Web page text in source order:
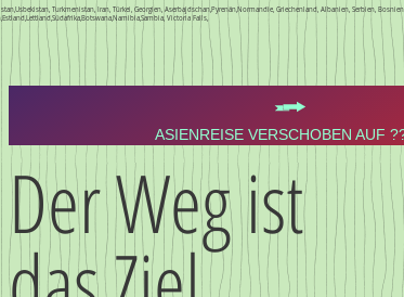
Turkmenistan, Iran, Türkei, Georgien, Aserbajdschan,Pyrenän,Normandie, Griechenland, Albanien, Serbien,
Victoria Falls,
ASIENREISE VERSCHOBEN AUF
Der Weg ist